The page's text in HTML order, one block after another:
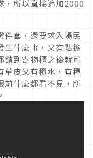
，所以直接追加2000
件套，還要求入場民
生什麼事，又有點擔
鎖到寄物櫃之後就可
草皮又有積水，有種
什麼都看不見，所